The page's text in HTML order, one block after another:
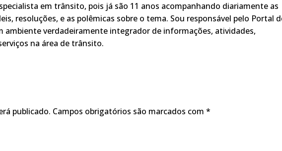
em trânsito, pois já são 11 anos acompanhando diariamente as
resoluções, e as polêmicas sobre o tema. Sou responsável pelo Portal
ambiente verdadeiramente integrador de informações, atividades,
na área de trânsito.
publicado. Campos obrigatórios são marcados com *